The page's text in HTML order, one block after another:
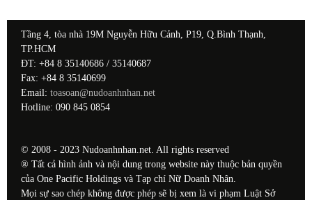
Tầng 4, tòa nhà 19M Nguyễn Hữu Cảnh, P19, Q.Bình Thạnh,
TP.HCM
ĐT: +84 8 35140686 / 35140687
Fax: +84 8 35140699
Email: toasoan@nudoanhnhan.net
Hotline: 090 845 0854
© 2008 - 2023 Nudoanhnhan.net. All rights reserved
® Tất cả hình ảnh và nội dung trong website này thuộc bản quyền
của One Pacific Holdings và Tạp chí Nữ Doanh Nhân.
Mọi sự sao chép không được phép sẽ bị xem là vi phạm Luật Sở